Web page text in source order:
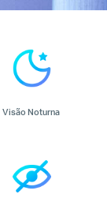
Visão Noturna